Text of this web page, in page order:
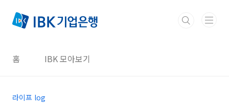
홈 IBK 모아보기
라이프 log